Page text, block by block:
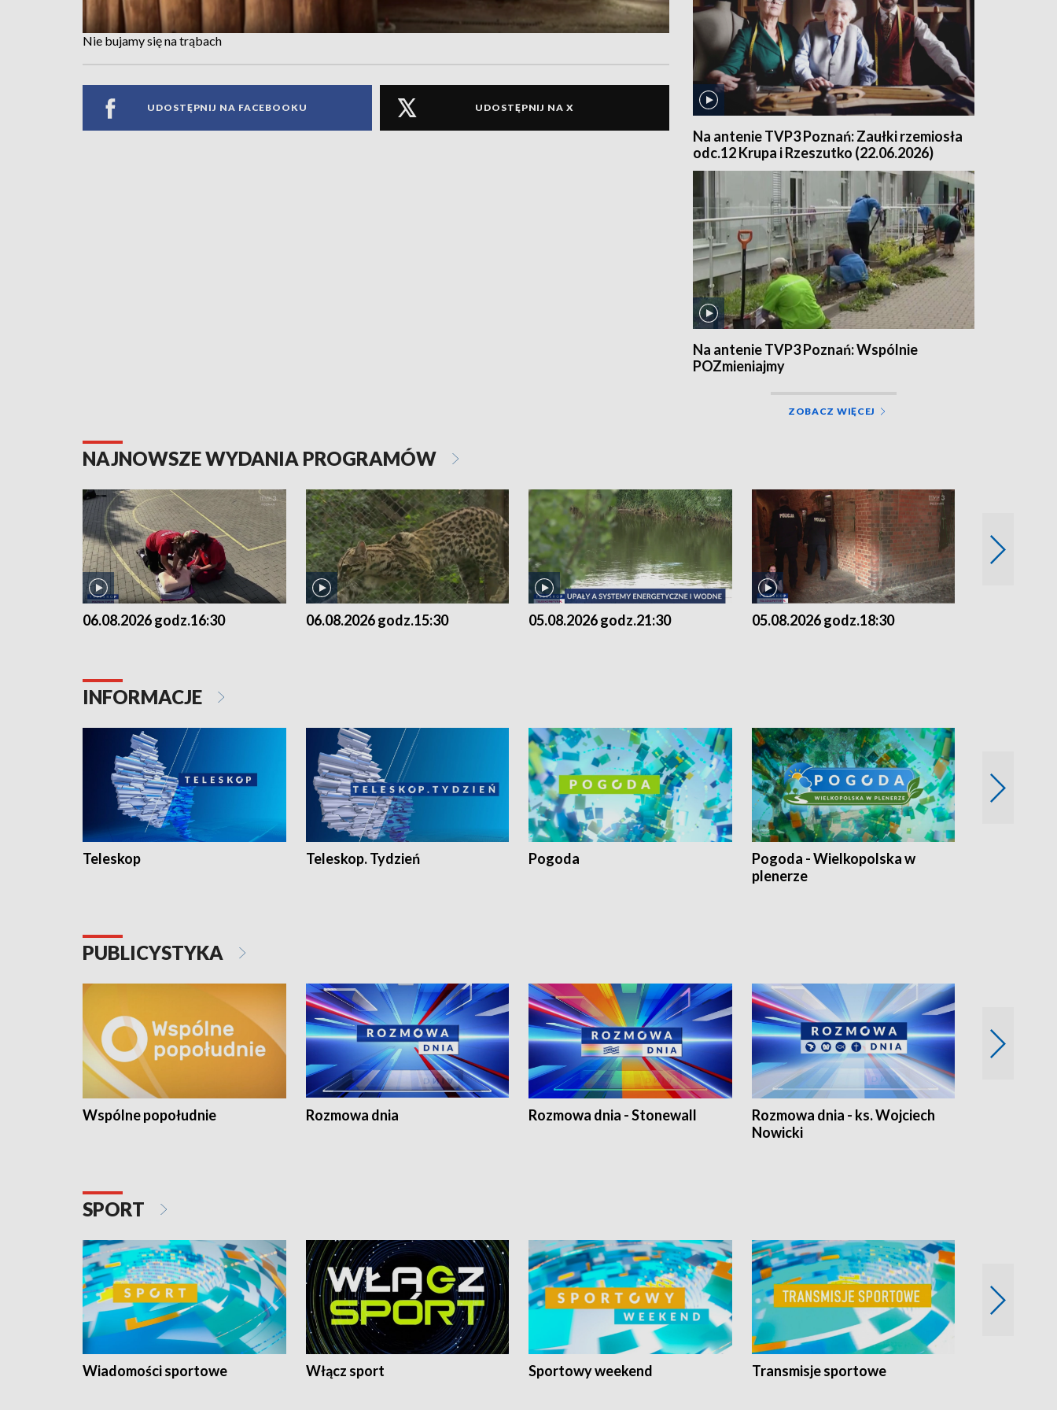
Nie bujamy się na trąbach
UDOSTĘPNIJ NA FACEBOOKU UDOSTĘPNIJ NA X
Na antenie TVP3 Poznań: Zaułki rzemiosła
odc.12 Krupa i Rzeszutko (22.06.2026)
Na antenie TVP3 Poznań: Wspólnie
POZmieniajmy
ZOBACZ WIĘCEJ
NAJNOWSZE WYDANIA PROGRAMÓW
06.08.2026 godz.16:30 06.08.2026 godz.15:30 05.08.2026 godz.21:30 05.08.2026 godz.18:30
INFORMACJE
Teleskop Teleskop. Tydzień Pogoda
Pogoda - Wielkopolska w
plenerze
PUBLICYSTYKA
Wspólne popołudnie Rozmowa dnia Rozmowa dnia - Stonewall
Rozmowa dnia - ks. Wojciech
Nowicki
SPORT
Wiadomości sportowe Włącz sport Sportowy weekend Transmisje sportowe